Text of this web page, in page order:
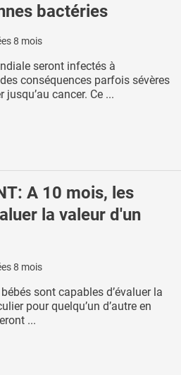
bactéries
8 mois
seront infectés à
conséquences parfois sévères
cancer. Ce ...
A 10 mois, les
la valeur d'un
8 mois
sont capables d’évaluer la
pour quelqu’un d’autre en
...